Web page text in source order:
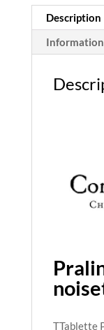
Comptoir
cacao
Description
TTablette